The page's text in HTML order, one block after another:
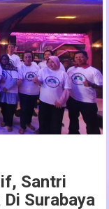
Santri
Surabaya